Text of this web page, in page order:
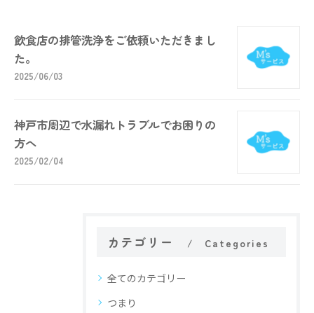
飲食店の排管洗浄をご依頼いただきまし
た。
2025/06/03
神戸市周辺で水漏れトラブルでお困りの
方へ
2025/02/04
カテゴリー Categories
全てのカテゴリー
つまり